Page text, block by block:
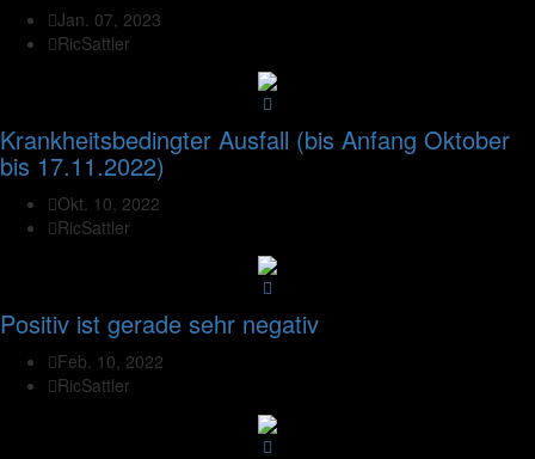
Jan. 07, 2023
RicSattler
Krankheitsbedingter Ausfall (bis Anfang Oktober
bis 17.11.2022)
Okt. 10, 2022
RicSattler
Positiv ist gerade sehr negativ
Feb. 10, 2022
RicSattler